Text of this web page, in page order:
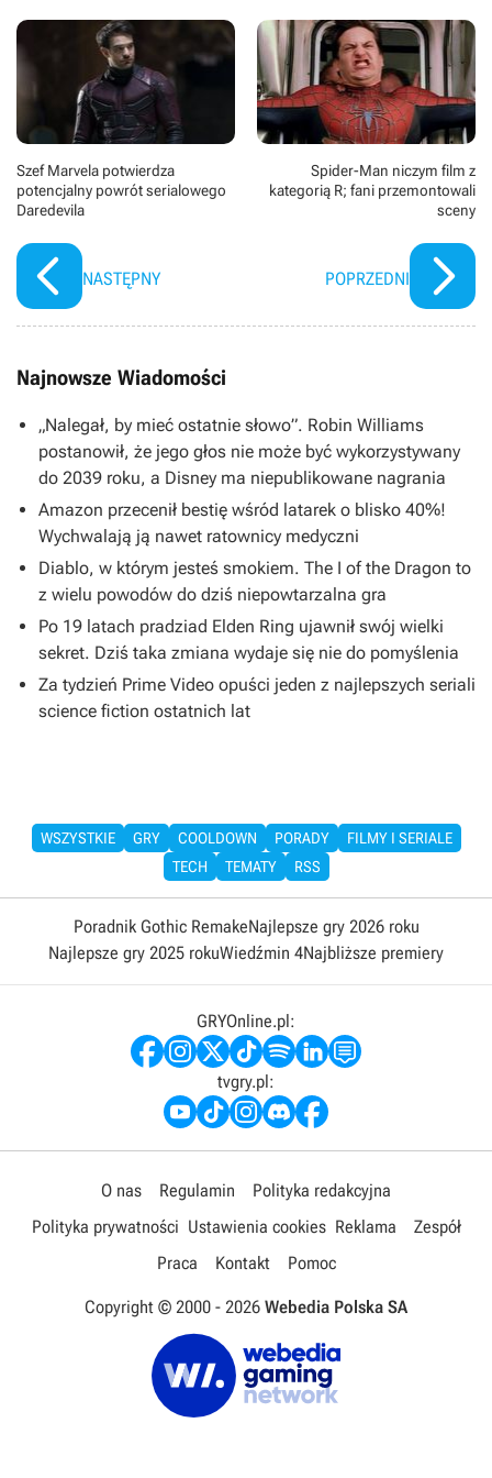
Szef Marvela potwierdza
potencjalny powrót serialowego
Daredevila
NASTĘPNY
Spider-Man niczym film z
kategorią R; fani przemontowali
sceny
POPRZEDNI
Najnowsze Wiadomości
„Nalegał, by mieć ostatnie słowo”. Robin Williams
postanowił, że jego głos nie może być wykorzystywany
do 2039 roku, a Disney ma niepublikowane nagrania
Amazon przecenił bestię wśród latarek o blisko 40%!
Wychwalają ją nawet ratownicy medyczni
Diablo, w którym jesteś smokiem. The I of the Dragon to
z wielu powodów do dziś niepowtarzalna gra
Po 19 latach pradziad Elden Ring ujawnił swój wielki
sekret. Dziś taka zmiana wydaje się nie do pomyślenia
Za tydzień Prime Video opuści jeden z najlepszych seriali
science fiction ostatnich lat
WSZYSTKIE GRY COOLDOWN PORADY
FILMY I SERIALE
TECH
TEMATY RSS
Poradnik Gothic RemakeNajlepsze gry 2026 roku
Najlepsze gry 2025 rokuWiedźmin 4Najbliższe premiery
GRYOnline.pl:
tvgry.pl:
O nas Regulamin
Polityka redakcyjna
Polityka prywatności Ustawienia cookies Reklama
Zespół
Praca
Kontakt Pomoc
Copyright © 2000 - 2026 Webedia Polska SA